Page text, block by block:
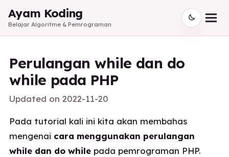
Ayam Koding
Belajar Algoritme & Pemrograman
Perulangan while dan do
while pada PHP
Updated on2022-11-20
Pada tutorial kali ini kita akan membahas
mengenai cara menggunakan perulangan
while dan do while pada pemrograman PHP.